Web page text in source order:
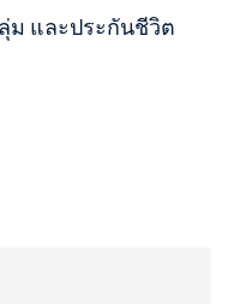
ม และประกันชีวิต